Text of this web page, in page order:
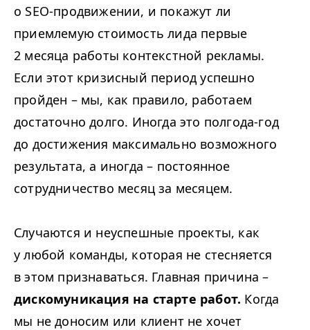
о SEO-продвижении, и покажут ли
приемлемую стоимость лида первые
2 месяца работы контекстной рекламы.
Если этот кризисный период успешно
пройден – мы, как правило, работаем
достаточно долго. Иногда это полгода-год
до достижения максимально возможного
результата, а иногда – постоянное
сотрудничество месяц за месяцем.
Случаются и неуспешные проекты, как
у любой команды, которая не стесняется
в этом признаваться. Главная причина –
дискомуникация на старте работ. Когда
мы не доносим или клиент не хочет